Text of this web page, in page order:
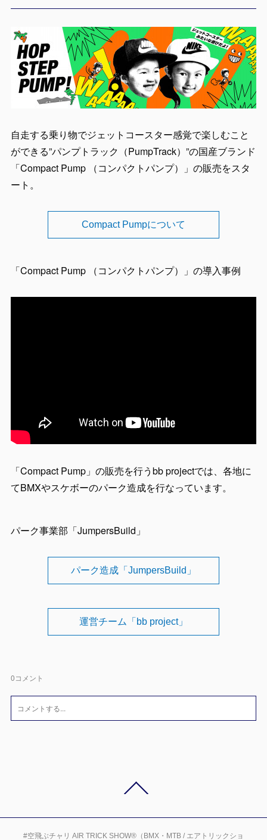
自走する乗り物でジェットコースター感覚で楽しむこと
ができる”パンプトラック（PumpTrack）”の国産ブランド
「Compact Pump （コンパクトパンプ）」の販売をスタ
ート。
Compact Pumpについて
「Compact Pump （コンパクトパンプ）」の導入事例
「Compact Pump」の販売を行うbb projectでは、各地に
てBMXやスケボーのパーク造成を行なっています。
パーク事業部「JumpersBuild」
パーク造成「JumpersBuild」
運営チーム「bb project」
0コメント
#空飛ぶチャリ AIR TRICK SHOW®（BMX・MTB / エアトリックショ